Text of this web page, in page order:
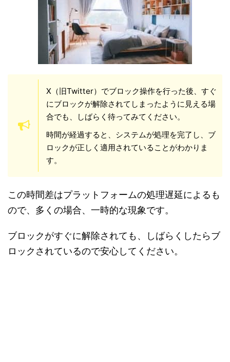
X（旧Twitter）でブロック操作を行った後、すぐ
にブロックが解除されてしまったように見える場
合でも、しばらく待ってみてください。
時間が経過すると、システムが処理を完了し、ブ
ロックが正しく適用されていることがわかりま
す。
この時間差はプラットフォームの処理遅延によるも
ので、多くの場合、一時的な現象です。
ブロックがすぐに解除されても、しばらくしたらブ
ロックされているので安心してください。